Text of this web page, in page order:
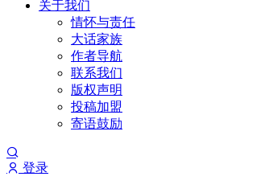
关于我们
情怀与责任
大话家族
作者导航
联系我们
版权声明
投稿加盟
寄语鼓励
登录